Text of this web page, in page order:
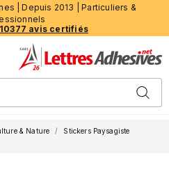
| Depuis 2013 | Particuliers &
10377 avis certifiés
& Nature
Stickers Paysagiste